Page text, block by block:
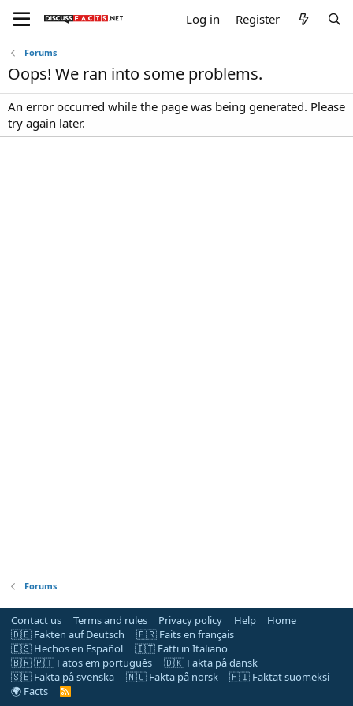
Log in Register
Forums
Oops! We ran into some problems.
An error occurred while the page was being generated. Please
try again later.
Forums
Contact us Terms and rules Privacy policy Help
Home
🇩🇪 Fakten auf Deutsch
🇫🇷 Faits en français
🇪🇸 Hechos en Español
🇮🇹 Fatti in Italiano
🇧🇷 🇵🇹 Fatos em português
🇩🇰 Fakta på dansk
🇸🇪 Fakta på svenska
🇳🇴 Fakta på norsk
🇫🇮 Faktat suomeksi
🌍 Facts
R